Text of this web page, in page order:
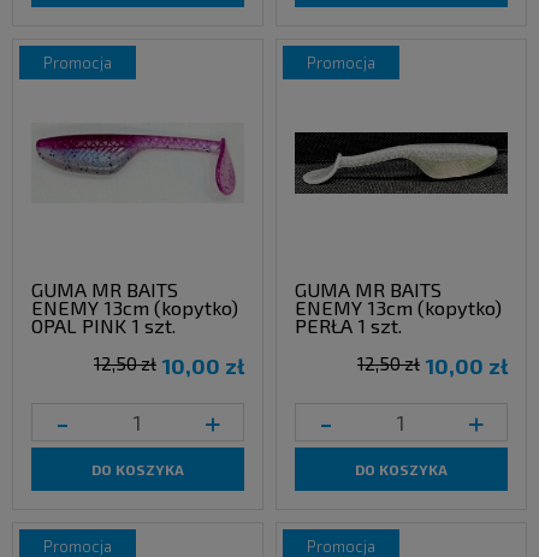
GUMA MR BAITS
ENEMY 13cm (kopytko)
OPAL PINK 1 szt.
10,00 zł
12,50 zł
- +
DO KOSZYKA
promocja
GUMA MR BAITS
ENEMY 13cm (kopytko)
PERŁA 1 szt.
10,00 zł
12,50 zł
- +
DO KOSZYKA
promocja
promocja promocja